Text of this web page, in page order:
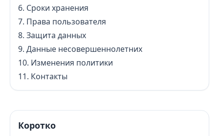
Сроки хранения
Права пользователя
Защита данных
Данные несовершеннолетних
Изменения политики
Контакты
Коротко